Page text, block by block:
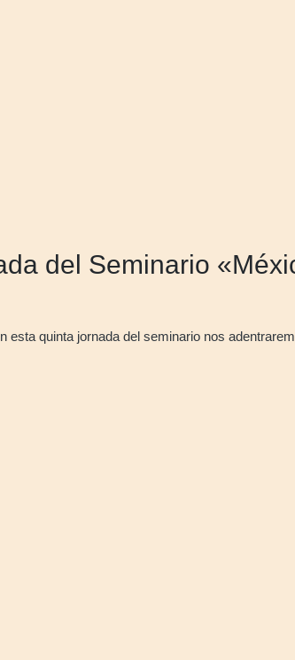
del Seminario
quinta jornada del seminario nos